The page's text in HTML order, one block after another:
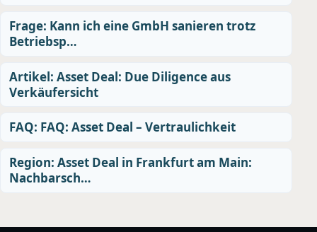
Frage: Kann ich eine GmbH sanieren trotz
Betriebsp…
Artikel: Asset Deal: Due Diligence aus
Verkäufersicht
FAQ: FAQ: Asset Deal – Vertraulichkeit
Region: Asset Deal in Frankfurt am Main:
Nachbarsch…